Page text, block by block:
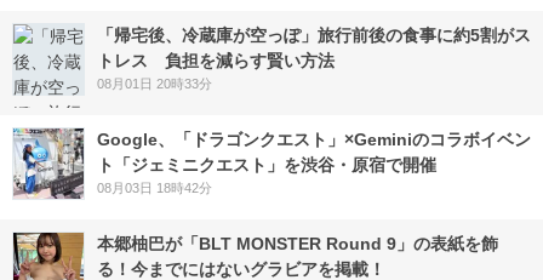
「帰宅後、冷蔵庫が空っぽ」旅行前後の食事に約5割がス
トレス 負担を減らす賢い方法
08月01日 20時33分
Google、「ドラゴンクエスト」×Geminiのコラボイベン
ト「ジェミニクエスト」を渋谷・原宿で開催
08月03日 18時42分
本郷柚巴が「BLT MONSTER Round 9」の表紙を飾
る！今までにはないグラビアを掲載！